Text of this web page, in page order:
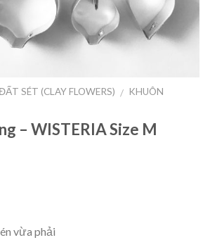
SÉT (CLAY FLOWERS) / KHUÔN
– WISTERIA Size M
vừa phải